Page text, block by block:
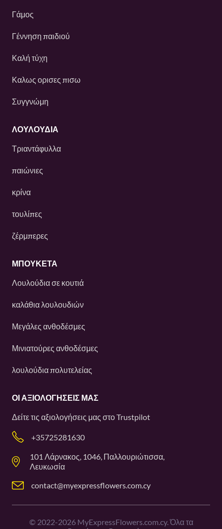
Γάμος
Γέννηση παιδιού
Καλή τύχη
Καλως ορισες πισω
Συγγνώμη
ΛΟΥΛΟΎΔΙΑ
Τριαντάφυλλα
παιώνιες
κρίνα
τουλίπες
ζέρμπερες
ΜΠΟΥΚΕΤΑ
Λουλούδια σε κουτιά
καλάθια λουλουδιών
Μεγάλες ανθοδέσμες
Μινιατούρες ανθοδέσμες
λουλούδια πολυτελείας
ΟΙ ΑΞΙΟΛΟΓΉΣΕΙΣ ΜΑΣ
Δείτε τις αξιολογήσεις μας στοTrustpilot
+35725281630
101 Λάρνακος, 1046, Παλλουριώτισσα,
Λευκωσία
contact@myexpressflowers.com.cy
© 2022-2026MyExpressFlowers.com.cy. Όλα τα